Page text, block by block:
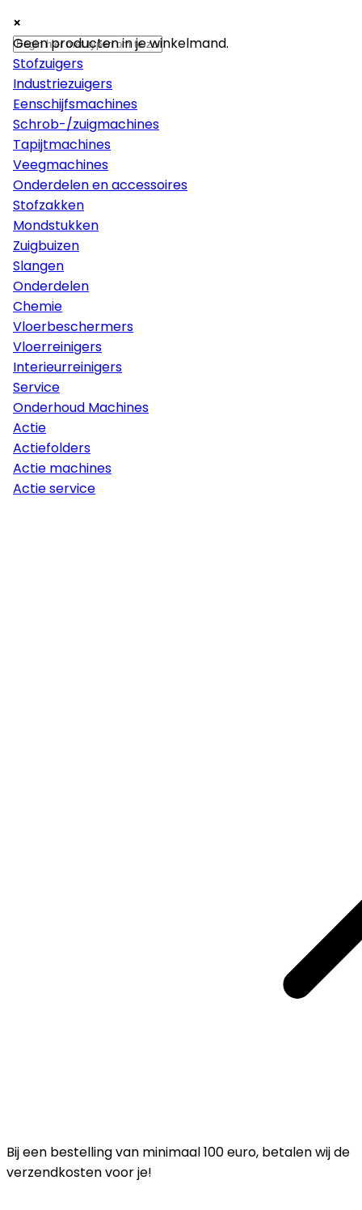
Bij een bestelling van minimaal 100 euro, betalen wij de
verzendkosten voor je!
×
Machines
Stofzuigers
Industriezuigers
Eenschijfsmachines
Schrob-/zuigmachines
Tapijtmachines
Veegmachines
Onderdelen en accessoires
Stofzakken
Mondstukken
Zuigbuizen
Slangen
Onderdelen
Chemie
Vloerbeschermers
Vloerreinigers
Interieurreinigers
Service
Onderhoud Machines
Actie
Actiefolders
Actie machines
Actie service
×
×
Geen producten in je winkelmand.